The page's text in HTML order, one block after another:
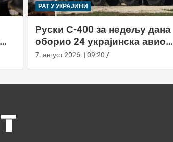
РАТ У УКРАЈИНИ
Руски С-400 за недељу дана
оборио 24 украјинска авиона
новом тактиком заседе
7. август 2026. | 09:20